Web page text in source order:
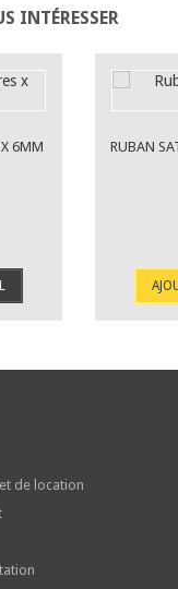
INTÉRESSER
6MM
RUBAN
de location